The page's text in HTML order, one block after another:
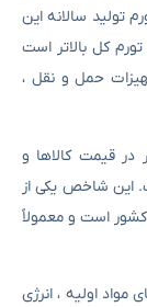
تولید سالانه این
است. تورم سالانه ۷ گروه از تورم کل بالاتر است
حمل و نقل ،
قیمت کالاها و
این شاخص یکی از
کشور است و معمولاً
اولیه ، انرژی